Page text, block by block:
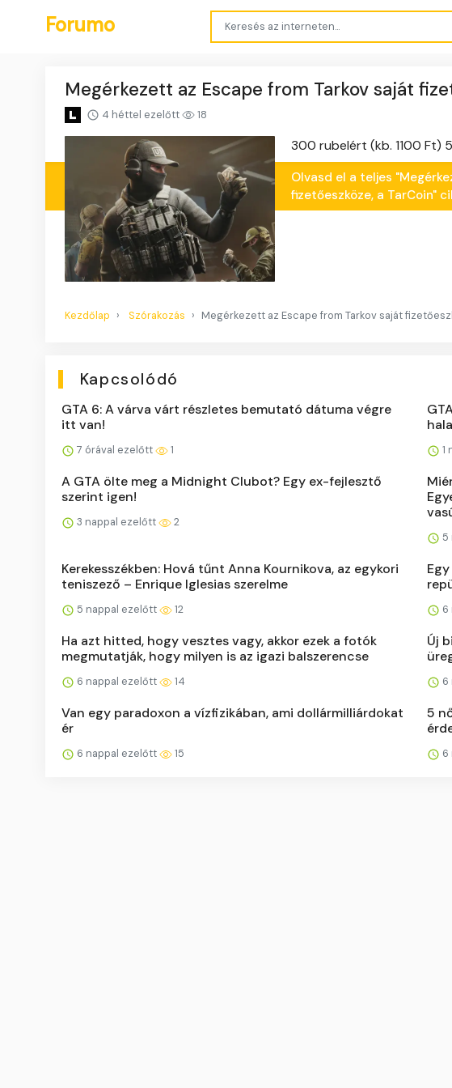
Forumo
Megérkezett az Escape from Tarkov saját
4 héttel ezelőtt 18
300 rubelért (kb. 1100 Ft)
Olvasd el a teljes
fizetőeszköze, a TarCoin"
Kezdőlap Szórakozás Megérkezett az Escape from Tarkov saját
Kapcsolódó
GTA 6: A várva várt részletes bemutató dátuma végre
itt van!
7 órával ezelőtt 1 1
A GTA ölte meg a Midnight Clubot? Egy ex-fejlesztő
szerint igen!
3 nappal ezelőtt 2
5
Kerekesszékben: Hová tűnt Anna Kournikova, az egykori
teniszező – Enrique Iglesias szerelme
5 nappal ezelőtt 12 6
Ha azt hitted, hogy vesztes vagy, akkor ezek a fotók
megmutatják, hogy milyen is az igazi balszerencse
6 nappal ezelőtt 14
Új
6
Van egy paradoxon a vízfizikában, ami dollármilliárdokat
ér
6 nappal ezelőtt 15
5
6